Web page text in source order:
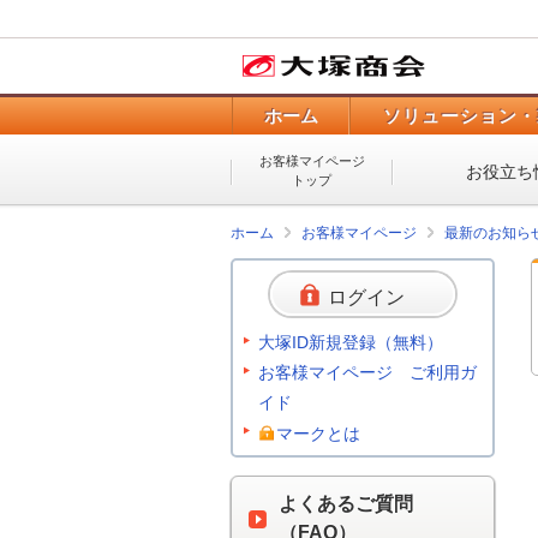
ホーム ソリューション
お客様マイページ
トップ
お役立ち
ホーム お客様マイページ 最新のお知ら
ログイン
大塚ID新規登録（無料）
お客様マイページ ご利用ガ
イド
マークとは
よくあるご質問
（FAQ）